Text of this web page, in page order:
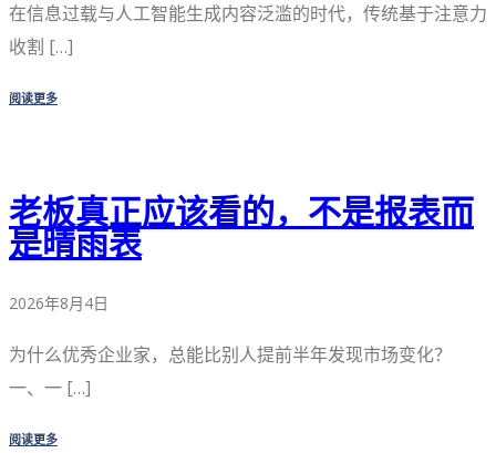
在信息过载与人工智能生成内容泛滥的时代，传统基于注意力
收割 […]
阅读更多
老板真正应该看的，不是报表而
是晴雨表
2026年8月4日
为什么优秀企业家，总能比别人提前半年发现市场变化？
一、一 […]
阅读更多